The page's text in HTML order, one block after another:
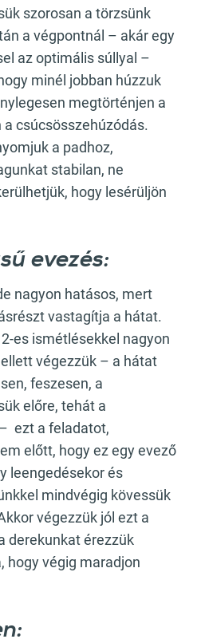
szorosan a törzsünk
a végpontnál – akár egy
az optimális súllyal –
minél jobban húzzuk
megtörténjen a
csúcsösszehúzódás.
a padhoz,
stabilan, ne
hogy lesérüljön
evezés:
nagyon hatásos, mert
vastagítja a hátat.
es ismétlésekkel nagyon
végezzük – a hátat
feszesen, a
előre, tehát a
ezt a feladatot,
előtt, hogy ez egy evező
leengedésekor és
mindvégig kövessük
végezzük jól ezt a
derekunkat érezzük
hogy végig maradjon